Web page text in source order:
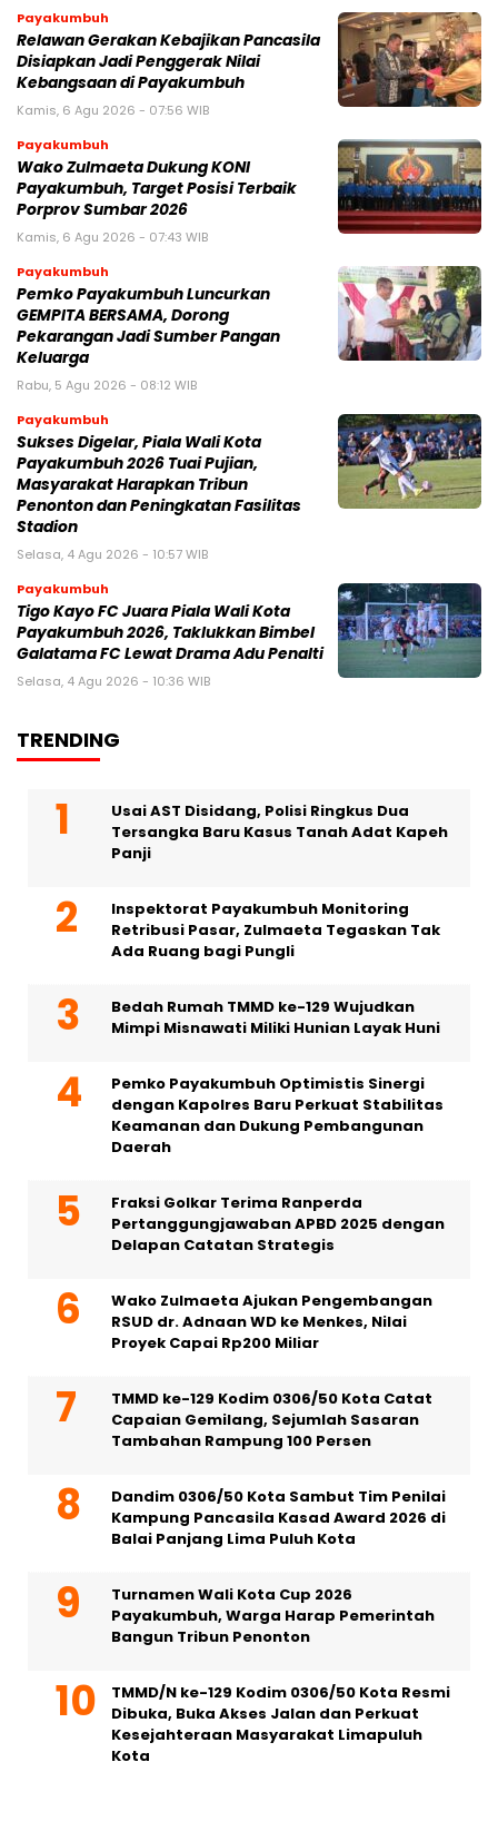
Payakumbuh
Relawan Gerakan Kebajikan Pancasila
Disiapkan Jadi Penggerak Nilai
Kebangsaan di Payakumbuh
Kamis, 6 Agu 2026 - 07:56 WIB
Payakumbuh
Wako Zulmaeta Dukung KONI
Payakumbuh, Target Posisi Terbaik
Porprov Sumbar 2026
Kamis, 6 Agu 2026 - 07:43 WIB
Payakumbuh
Pemko Payakumbuh Luncurkan
GEMPITA BERSAMA, Dorong
Pekarangan Jadi Sumber Pangan
Keluarga
Rabu, 5 Agu 2026 - 08:12 WIB
Payakumbuh
Sukses Digelar, Piala Wali Kota
Payakumbuh 2026 Tuai Pujian,
Masyarakat Harapkan Tribun
Penonton dan Peningkatan Fasilitas
Stadion
Selasa, 4 Agu 2026 - 10:57 WIB
Payakumbuh
Tigo Kayo FC Juara Piala Wali Kota
Payakumbuh 2026, Taklukkan Bimbel
Galatama FC Lewat Drama Adu Penalti
Selasa, 4 Agu 2026 - 10:36 WIB
TRENDING
Usai AST Disidang, Polisi Ringkus Dua
Tersangka Baru Kasus Tanah Adat Kapeh
Panji
Inspektorat Payakumbuh Monitoring
Retribusi Pasar, Zulmaeta Tegaskan Tak
Ada Ruang bagi Pungli
Bedah Rumah TMMD ke-129 Wujudkan
Mimpi Misnawati Miliki Hunian Layak Huni
Pemko Payakumbuh Optimistis Sinergi
dengan Kapolres Baru Perkuat Stabilitas
Keamanan dan Dukung Pembangunan
Daerah
Fraksi Golkar Terima Ranperda
Pertanggungjawaban APBD 2025 dengan
Delapan Catatan Strategis
Wako Zulmaeta Ajukan Pengembangan
RSUD dr. Adnaan WD ke Menkes, Nilai
Proyek Capai Rp200 Miliar
TMMD ke-129 Kodim 0306/50 Kota Catat
Capaian Gemilang, Sejumlah Sasaran
Tambahan Rampung 100 Persen
Dandim 0306/50 Kota Sambut Tim Penilai
Kampung Pancasila Kasad Award 2026 di
Balai Panjang Lima Puluh Kota
Turnamen Wali Kota Cup 2026
Payakumbuh, Warga Harap Pemerintah
Bangun Tribun Penonton
TMMD/N ke-129 Kodim 0306/50 Kota Resmi
Dibuka, Buka Akses Jalan dan Perkuat
Kesejahteraan Masyarakat Limapuluh
Kota